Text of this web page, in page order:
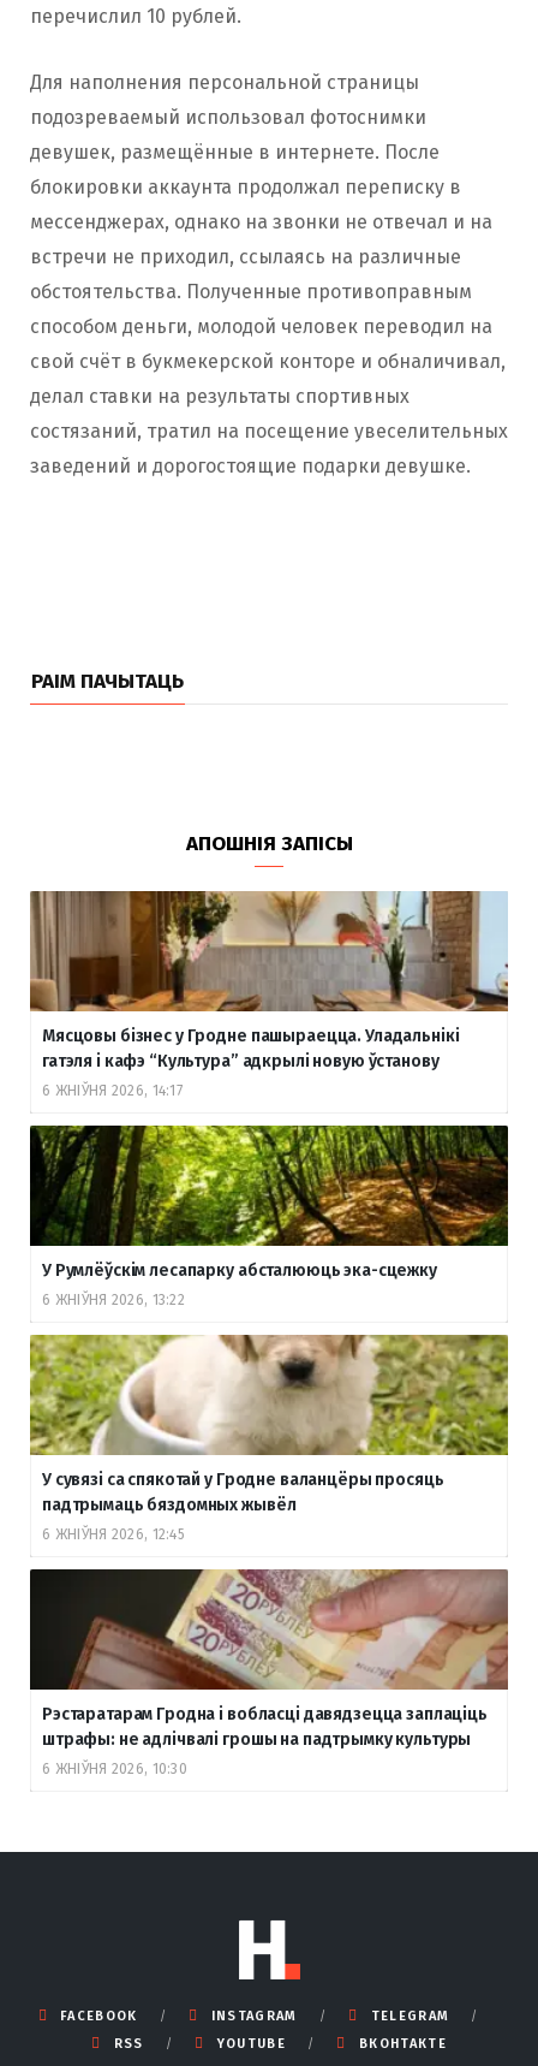
перечислил 10 рублей.
Для наполнения персональной страницы
подозреваемый использовал фотоснимки
девушек, размещённые в интернете. После
блокировки аккаунта продолжал переписку в
мессенджерах, однако на звонки не отвечал и на
встречи не приходил, ссылаясь на различные
обстоятельства. Полученные противоправным
способом деньги, молодой человек переводил на
свой счёт в букмекерской конторе и обналичивал,
делал ставки на результаты спортивных
состязаний, тратил на посещение увеселительных
заведений и дорогостоящие подарки девушке.
РАІМ ПАЧЫТАЦЬ
АПОШНІЯ ЗАПІСЫ
Мясцовы бізнес у Гродне пашыраецца. Уладальнікі
гатэля і кафэ “Культура” адкрылі новую ўстанову
6 ЖНІЎНЯ 2026, 14:17
У Румлёўскім лесапарку абсталююць эка-сцежку
6 ЖНІЎНЯ 2026, 13:22
У сувязі са спякотай у Гродне валанцёры просяць
падтрымаць бяздомных жывёл
6 ЖНІЎНЯ 2026, 12:45
Рэстаратарам Гродна і вобласці давядзецца заплаціць
штрафы: не адлічвалі грошы на падтрымку культуры
6 ЖНІЎНЯ 2026, 10:30
FACEBOOK INSTAGRAM
TELEGRAM
RSS
YOUTUBE ВКОНТАКТЕ